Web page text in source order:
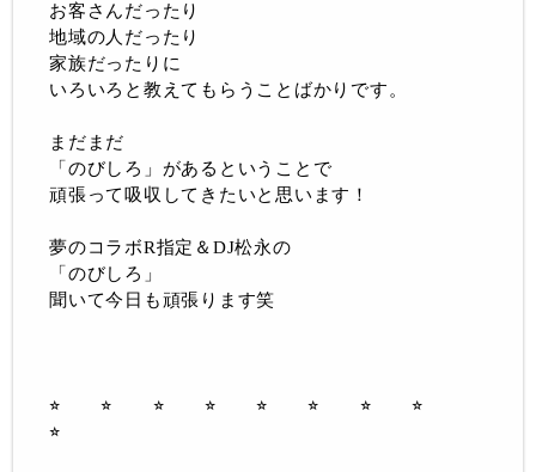
お客さんだったり
地域の人だったり
家族だったりに
いろいろと教えてもらうことばかりです。
まだまだ
「のびしろ」があるということで
頑張って吸収してきたいと思います！
夢のコラボR指定＆DJ松永の
「のびしろ」
聞いて今日も頑張ります笑
⭐︎ ⭐︎ ⭐︎ ⭐︎ ⭐︎ ⭐︎ ⭐︎ ⭐︎
⭐︎